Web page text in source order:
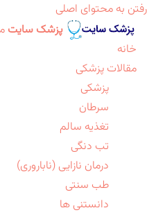
رفتن به محتوای اصلی
پزشک سایت
خانه
مقالات پزشکی
پزشکی
سرطان
تغذیه سالم
تب دنگی
درمان نازایی (ناباروری)
طب سنتی
دانستنی ها